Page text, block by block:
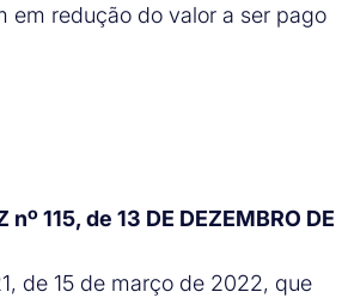
em redução do valor a ser pago
115, de 13 DE DEZEMBRO DE
de 15 de março de 2022, que